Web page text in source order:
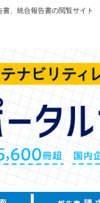
、統合報告書の閲覧サイト